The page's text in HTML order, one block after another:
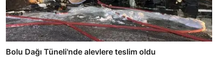
Bolu Dağı Tüneli'nde alevlere teslim oldu